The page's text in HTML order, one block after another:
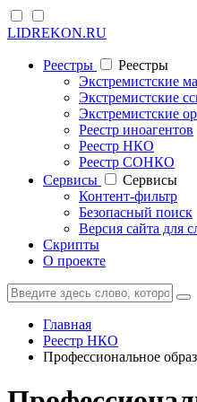
LIDREKON.RU
Реестры
Реестры
Экстремистские
Экстремистские
Экстремистские
Реестр иноагентов
Реестр НКО
Реестр СОНКО
Cервисы
Cервисы
Контент-фильтр
Безопасный поиск
Версия сайта для
Скрипты
О проекте
Главная
Реестр НКО
Профессиональное